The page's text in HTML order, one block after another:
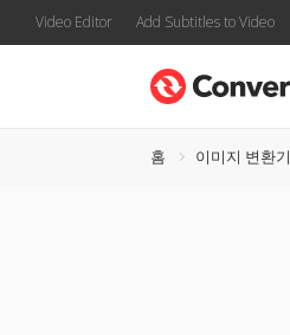
Video Editor Add Subtitles to Video
홈 이미지 변환기